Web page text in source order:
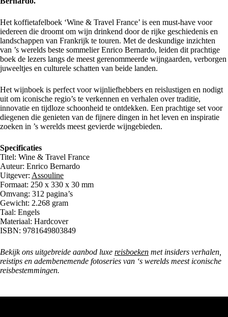
Het koffietafelboek ‘Wine & Travel France’ is een must-have voor
iedereen die droomt om wijn drinkend door de rijke geschiedenis en
landschappen van Frankrijk te touren. Met de deskundige inzichten
van ’s werelds beste sommelier Enrico Bernardo, leiden dit prachtige
boek de lezers langs de meest gerenommeerde wijngaarden, verborgen
juweeltjes en culturele schatten van beide landen.
Het wijnboek is perfect voor wijnliefhebbers en reislustigen en nodigt
uit om iconische regio’s te verkennen en verhalen over traditie,
innovatie en tijdloze schoonheid te ontdekken. Een prachtige set voor
diegenen die genieten van de fijnere dingen in het leven en inspiratie
zoeken in ’s werelds meest gevierde wijngebieden.
Specificaties
Titel: Wine & Travel France
Auteur: Enrico Bernardo
Uitgever: Assouline
Formaat: 250 x 330 x 30 mm
Omvang: 312 pagina’s
Gewicht: 2.268 gram
Taal: Engels
Materiaal: Hardcover
ISBN: 9781649803849
Bekijk ons uitgebreide aanbod luxe reisboeken met insiders verhalen,
reistips en adembenemende fotoseries van ‘s werelds meest iconische
reisbestemmingen.